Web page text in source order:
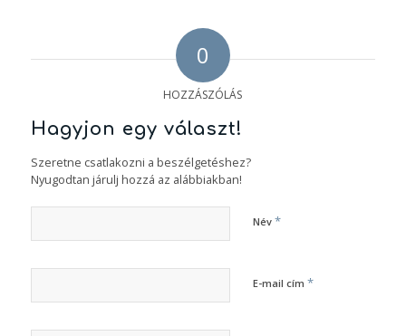
0
HOZZÁSZÓLÁS
Hagyjon egy választ!
Szeretne csatlakozni a beszélgetéshez?
Nyugodtan járulj hozzá az alábbiakban!
Név *
E-mail cím *